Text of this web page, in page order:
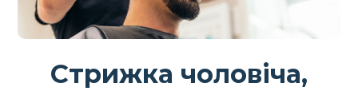
Стрижка чоловіча,